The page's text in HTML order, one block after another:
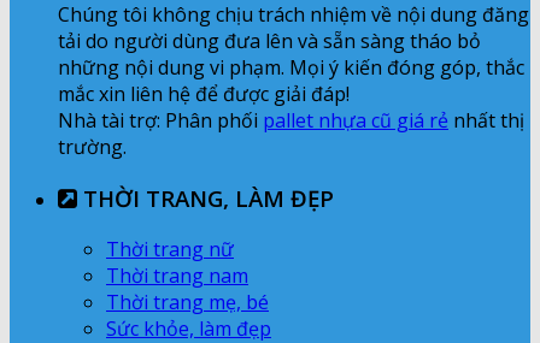
Chúng tôi không chịu trách nhiệm về nội dung đăng
tải do người dùng đưa lên và sẵn sàng tháo bỏ
những nội dung vi phạm. Mọi ý kiến đóng góp, thắc
mắc xin liên hệ để được giải đáp!
Nhà tài trợ: Phân phối pallet nhựa cũ giá rẻ nhất thị
trường.
THỜI TRANG, LÀM ĐẸP
Thời trang nữ
Thời trang nam
Thời trang mẹ, bé
Sức khỏe, làm đẹp